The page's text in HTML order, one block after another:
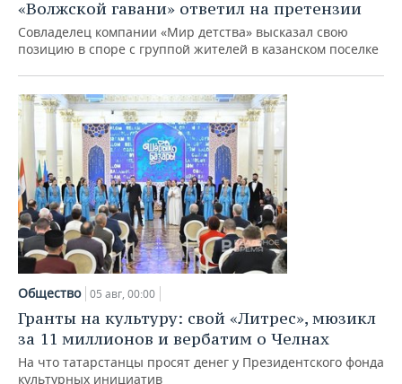
«Волжской гавани» ответил на претензии
Совладелец компании «Мир детства» высказал свою
позицию в споре с группой жителей в казанском поселке
Общество 05 авг, 00:00
Гранты на культуру: свой «Литрес», мюзикл
за 11 миллионов и вербатим о Челнах
На что татарстанцы просят денег у Президентского фонда
культурных инициатив